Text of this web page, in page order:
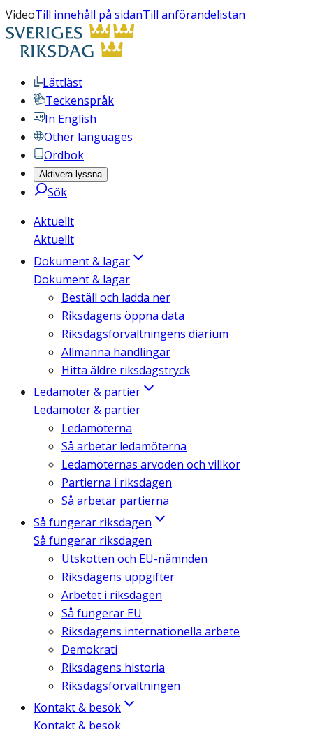
VideoTill innehåll på sidanTill anförandelistan
Lättläst
Teckenspråk
In English
Other languages
Ordbok
Aktivera lyssna
Sök
Aktuellt
Aktuellt
Dokument & lagar
Dokument & lagar
Beställ och ladda ner
Riksdagens öppna data
Riksdagsförvaltningens diarium
Allmänna handlingar
Hitta äldre riksdagstryck
Ledamöter & partier
Ledamöter & partier
Ledamöterna
Så arbetar ledamöterna
Ledamöternas arvoden och villkor
Partierna i riksdagen
Så arbetar partierna
Så fungerar riksdagen
Så fungerar riksdagen
Utskotten och EU-nämnden
Riksdagens uppgifter
Arbetet i riksdagen
Så fungerar EU
Riksdagens internationella arbete
Demokrati
Riksdagens historia
Riksdagsförvaltningen
Kontakt & besök
Kontakt & besök